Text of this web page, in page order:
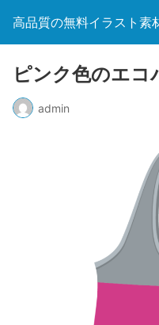
高品質の無料イラスト素
ピンク色のエコ
admin